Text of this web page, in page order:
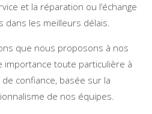
et la réparation ou l’échange
dans les meilleurs délais.
que nous proposons à nos
importance toute particulière à
de confiance, basée sur la
de nos équipes.